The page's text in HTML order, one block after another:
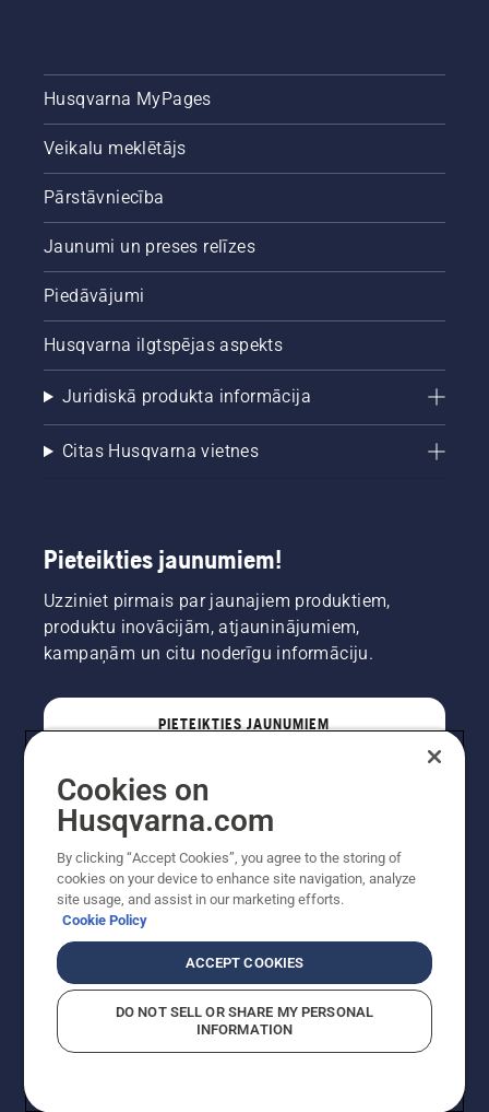
Husqvarna MyPages
Veikalu meklētājs
Pārstāvniecība
Jaunumi un preses relīzes
Piedāvājumi
Husqvarna ilgtspējas aspekts
Juridiskā produkta informācija
Citas Husqvarna vietnes
Pieteikties jaunumiem!
Uzziniet pirmais par jaunajiem produktiem,
produktu inovācijām, atjauninājumiem,
kampaņām un citu noderīgu informāciju.
PIETEIKTIES JAUNUMIEM
Autortiesības — 2022 Husqvarna AB (publ). Visas
Cookies on
Husqvarna.com
By clicking “Accept Cookies”, you agree to the storing of
cookies on your device to enhance site navigation, analyze
site usage, and assist in our marketing efforts.
Cookie Policy
ACCEPT COOKIES
DO NOT SELL OR SHARE MY PERSONAL
INFORMATION